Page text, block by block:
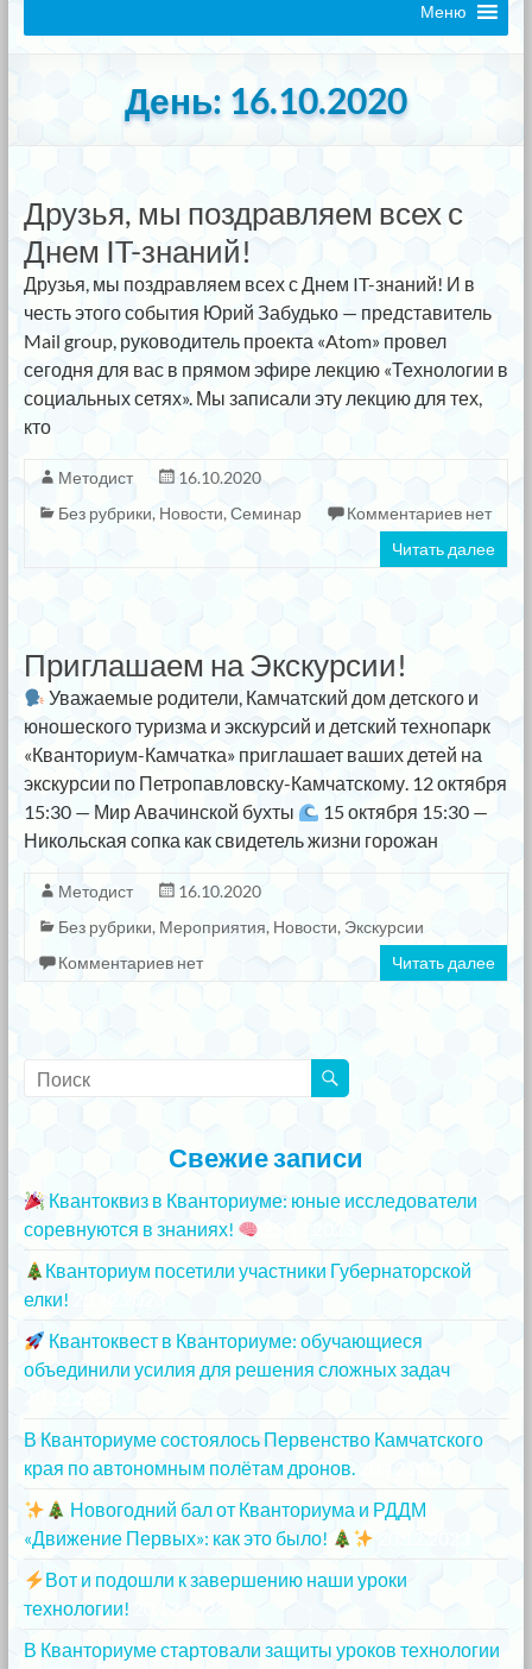
Меню
День: 16.10.2020
Друзья, мы поздравляем всех с
Днем IT-знаний!
Друзья, мы поздравляем всех с Днем IT-знаний! И в
честь этого события Юрий Забудько — представитель
Mail group, руководитель проекта «Atom» провел
сегодня для вас в прямом эфире лекцию «Технологии в
социальных сетях». Мы записали эту лекцию для тех,
кто
Методист
16.10.2020
Без рубрики, Новости, Семинар
Комментариев нет
Читать далее
Приглашаем на Экскурсии!
Уважаемые родители, Камчатский дом детского и
юношеского туризма и экскурсий и детский технопарк
«Кванториум-Камчатка» приглашает ваших детей на
экскурсии по Петропавловску-Камчатскому. 12 октября
15:30 — Мир Авачинской бухты
15 октября 15:30 —
Никольская сопка как свидетель жизни горожан
Методист
16.10.2020
Без рубрики, Мероприятия, Новости, Экскурсии
Комментариев нет
Читать далее
Свежие записи
Квантоквиз в Кванториуме: юные исследователи
соревнуются в знаниях!
Кванториум посетили участники Губернаторской
елки!
Квантоквест в Кванториуме: обучающиеся
объединили усилия для решения сложных задач
В Кванториуме состоялось Первенство Камчатского
края по автономным полётам дронов.
Новогодний бал от Кванториума и РДДМ
«Движение Первых»: как это было!
Вот и подошли к завершению наши уроки
технологии!
В Кванториуме стартовали защиты уроков технологии